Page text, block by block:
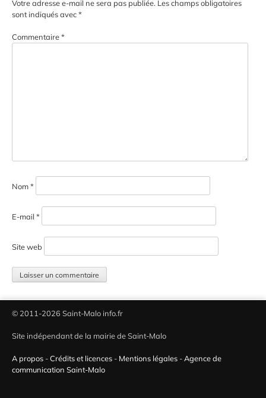
Votre adresse e-mail ne sera pas publiée. Les champs obligatoires
sont indiqués avec*
Commentaire*
Nom*
E-mail *
Site web
© 2011-2026 Saint-Malo info.fr
Site indépendant de la mairie de Saint-Malo
A propos -Crédits et licences - Mentions légales -Agence de
communication Saint-Malo